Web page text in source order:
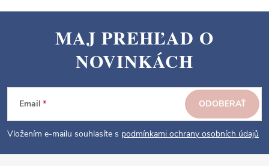
p
e
MAJ PREHĽAD O
NOVINKÁCH
Email
Vložením e-mailu souhlasíte s podmínkami ochrany osobních údajů
ODOBERAŤ